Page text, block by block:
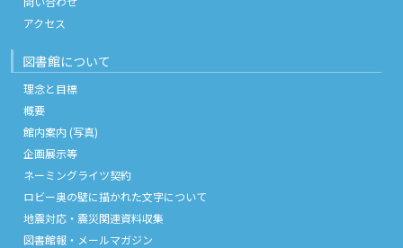
アクセス
図書館について
理念と目標
概要
館内案内 (写真)
企画展示等
ネーミングライツ契約
ロビー奥の壁に描かれた文字について
地震対応・震災関連資料収集
図書館報・メールマガジン